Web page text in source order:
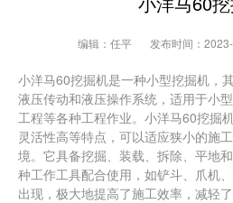
编辑：任平 发布时间：
小洋马60挖掘机是一种小型挖掘机，
液压传动和液压操作系统，适用于小
工程等各种工程作业。小洋马60挖掘
灵活性高等特点，可以适应狭小的施
境。它具备挖掘、装载、拆除、平地
种工作工具配合使用，如铲斗、爪机
出现，极大地提高了施工效率，减轻